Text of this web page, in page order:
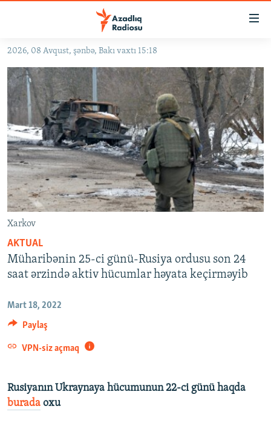
Əsas
qayıt
Əsas
naviqasiyaya
qayıt
Axtarışa
keç
GÜNDƏM
#İZAHLA
KORRUPSIOMETR
#ƏSLINDƏ
FƏRQƏ BAX
QANUNI DOĞRU
ARAŞDIRMA
MULTIMEDIA
VIDEO
FOTOQALEREYA
KARIKATURA
RADIO ARXIV
OXU ZALI
İSLAM VƏ DEMOKRATIYA
İZ - MƏDƏNIYYƏT PROQRAMI
HAQQIMIZDA
PEŞƏ ETIKASI VƏ JURNALISTIKA STANDARTLARIMIZ
MATERIALLARIMIZDAN ISTIFADƏ
AZADLIQRADIOSU MOBIL TELEFONUNUZDA
XƏBƏR BÜLLETENLƏRIMIZ
RFE/RL-in bütün saytları
2026, 08 Avqust, şənbə, Bakı vaxtı 15:18
Xarkov
AKTUAL
Müharibənin 25-ci günü-Rusiya ordusu son 24
saat ərzində aktiv hücumlar həyata keçirməyib
Mart 18, 2022
Paylaş
VPN-siz açmaq
Rusiyanın Ukraynaya hücumunun 22-ci günü haqda
burada oxu